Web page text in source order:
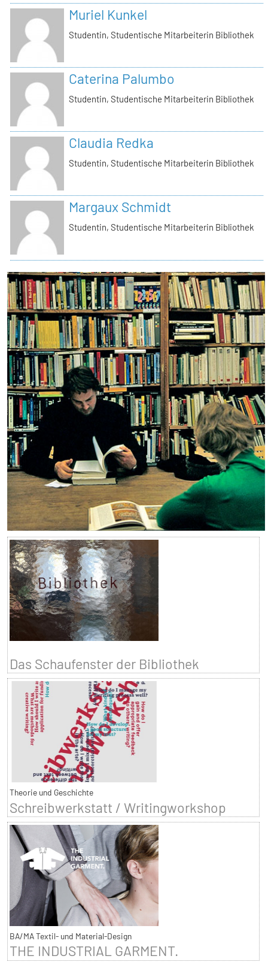
Muriel Kunkel
Studentin, Studentische Mitarbeiterin Bibliothek
Caterina Palumbo
Studentin, Studentische Mitarbeiterin Bibliothek
Claudia Redka
Studentin, Studentische Mitarbeiterin Bibliothek
Margaux Schmidt
Studentin, Studentische Mitarbeiterin Bibliothek
Das Schaufenster der Bibliothek
Theorie und Geschichte
Schreibwerkstatt / Writingworkshop
BA/MA Textil- und Material-Design
THE INDUSTRIAL GARMENT.